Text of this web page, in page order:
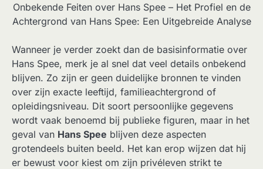
Onbekende Feiten over Hans Spee – Het Profiel en de
Achtergrond van Hans Spee: Een Uitgebreide Analyse
Wanneer je verder zoekt dan de basisinformatie over
Hans Spee, merk je al snel dat veel details onbekend
blijven. Zo zijn er geen duidelijke bronnen te vinden
over zijn exacte leeftijd, familieachtergrond of
opleidingsniveau. Dit soort persoonlijke gegevens
wordt vaak benoemd bij publieke figuren, maar in het
geval van Hans Spee blijven deze aspecten
grotendeels buiten beeld. Het kan erop wijzen dat hij
er bewust voor kiest om zijn privéleven strikt te